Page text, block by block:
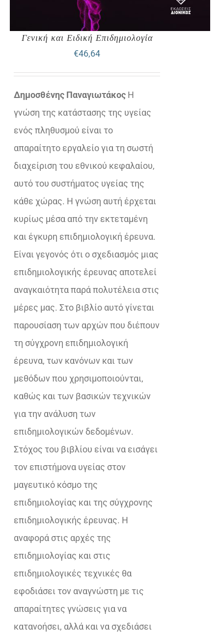
Γενική και Ειδική Επιδημιολογία
€46,64
Δημοσθένης Παναγιωτάκος Η
γνώση της κατάστασης της υγείας
ενός πληθυσμού είναι το
απαραίτητο εργαλείο για τη σωστή
διαχείριση του εθνικού κεφαλαίου,
αυτό του συστήματος υγείας της
κάθε χώρας. Η γνώση αυτή έρχεται
κυρίως μέσα από την εκτεταμένη
και έγκυρη επιδημιολογική έρευνα.
Είναι γεγονός ότι ο σχεδιασμός μιας
επιδημιολογικής έρευνας αποτελεί
αναγκαιότητα παρά πολυτέλεια στις
μέρες μας. Στο βιβλίο αυτό γίνεται
παρουσίαση των αρχών που διέπουν
τη σύγχρονη επιδημιολογική
έρευνα, των κανόνων και των
μεθόδων που χρησιμοποιούνται,
καθώς και των βασικών τεχνικών
για την ανάλυση των
επιδημιολογικών δεδομένων.
Στόχος του βιβλίου είναι να εισάγει
τον επιστήμονα υγείας στον
μαγευτικό κόσμο της
επιδημιολογίας και της σύγχρονης
επιδημιολογικής έρευνας. Η
αναφορά στις αρχές της
επιδημιολογίας και στις
επιδημιολογικές τεχνικές θα
εφοδιάσει τον αναγνώστη με τις
απαραίτητες γνώσεις για να
κατανοήσει, αλλά και να σχεδιάσει